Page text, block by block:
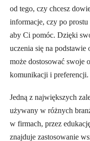
od tego, czy chcesz
informacje, czy po
aby Ci pomóc. Dzięki
uczenia się na
może dostosować swoje
komunikacji i preferencji.
Jedną z największych
używany w różnych
w firmach, przez
znajduje zastosowanie